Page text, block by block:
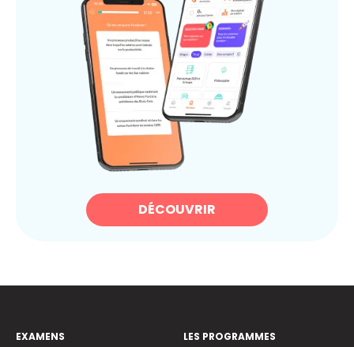
DÉCOUVRIR
EXAMENS
LES PROGRAMMES